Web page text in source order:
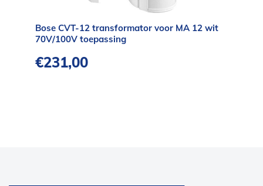
Bose CVT-12 transformator voor MA 12 wit
70V/100V toepassing
€231,00